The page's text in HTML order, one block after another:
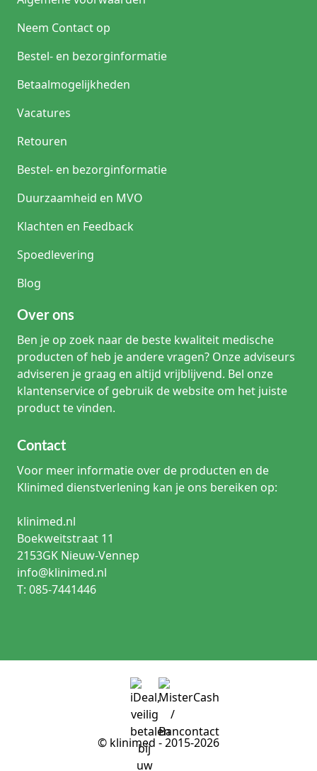
Neem Contact op
Bestel- en bezorginformatie
Betaalmogelijkheden
Vacatures
Retouren
Bestel- en bezorginformatie
Duurzaamheid en MVO
Klachten en Feedback
Spoedlevering
Blog
Over ons
Ben je op zoek naar de beste kwaliteit medische
producten of heb je andere vragen? Onze adviseurs
adviseren je graag en altijd vrijblijvend. Bel onze
klantenservice of gebruik de website om het juiste
product te vinden.
Contact
Voor meer informatie over de producten en de
Klinimed dienstverlening kan je ons bereiken op:
klinimed.nl
Boekweitstraat 11
2153GK Nieuw-Vennep
info@klinimed.nl
T: 085-7441446
© klinimed - 2015-2026